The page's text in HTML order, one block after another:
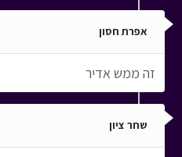
אפרת חסון
זה ממש אדיר
שחר ציון